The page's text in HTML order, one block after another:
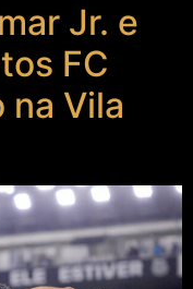
Jr. e
FC
na Vila